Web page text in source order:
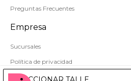
Preguntas Frecuentes
Empresa
Sucursales
Política de privacidad
Mapa del sitio